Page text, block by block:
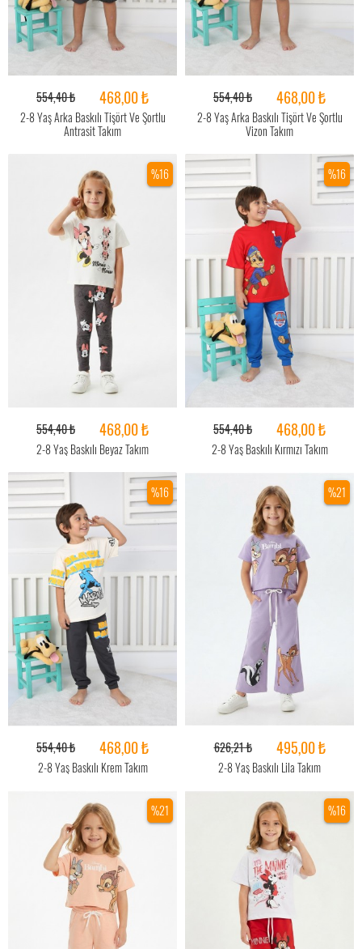
554,40 ₺ 468,00 ₺
2-8 Yaş Arka Baskılı Tişört Ve Şortlu
Antrasit Takım
554,40 ₺ 468,00 ₺
2-8 Yaş Arka Baskılı Tişört Ve Şortlu
Vizon Takım
%16
554,40 ₺ 468,00 ₺
2-8 Yaş Baskılı Beyaz Takım
%16
554,40 ₺ 468,00 ₺
2-8 Yaş Baskılı Kırmızı Takım
%16
554,40 ₺ 468,00 ₺
2-8 Yaş Baskılı Krem Takım
%21
626,21 ₺ 495,00 ₺
2-8 Yaş Baskılı Lila Takım
%21 %16